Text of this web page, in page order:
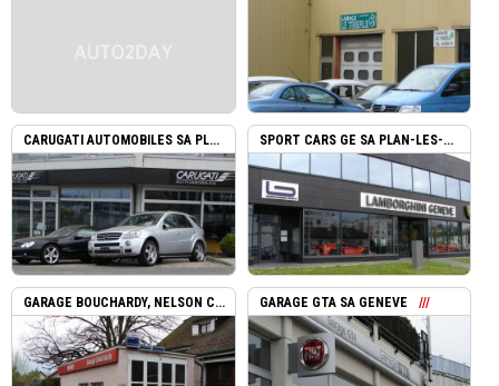
CARUGATI AUTOMOBILES SA PL... SPORT CARS GE SA PLAN-LES-...
GARAGE BOUCHARDY, NELSON C... GARAGE GTA SA GENEVE